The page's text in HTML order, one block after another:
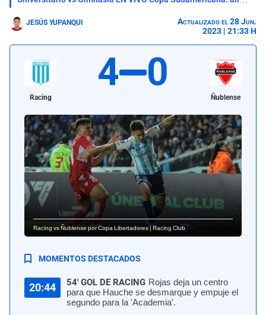
JESÚS YUPANQUI
Actualizado el 28 Jun.
2023 | 21:33 H
Racing
4 0
Ñublense
Racing vs Ñublense por Copa Libertadores | Racing Club
MOMENTOS DESTACADOS
20:44 54' GOL DE RACING Rojas deja un centro
para que Hauche se desmarque y empuje el
segundo para la 'Academia'.